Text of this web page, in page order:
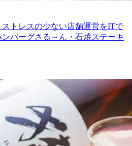
トレスの少ない店舗運営をITで
バーグさる～ん・石焼ステーキ